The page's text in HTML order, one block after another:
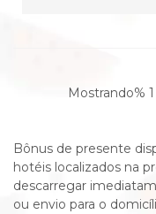
Mostrando%
Bônus de presente
hotéis localizados na
descarregar
ou envio para o